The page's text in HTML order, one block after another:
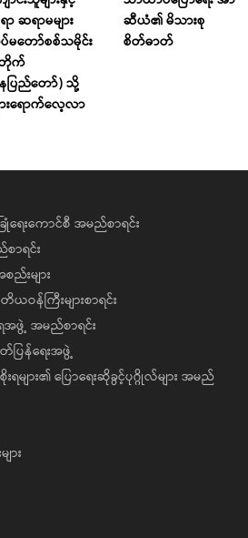
ဆရာမများ
မတော်စစ်သမိုင်း
တိုက်
ပြည်တော်) သို့
းရောက်လေ့လာ
ဆီယံ၏ မိသားစု
စိတ်ဓာတ်
ေးကောင်စီ အမည်စာရင်း
ာရင်း
းများ
ယဝန်ကြီးများစာရင်း
အဖွဲ့ အမည်စာရင်း
ြန်ရေးအဖွဲ့
များ၏ ပြောရေးဆိုခွင့်ပုဂ္ဂိုလ်များ အမည်
ား